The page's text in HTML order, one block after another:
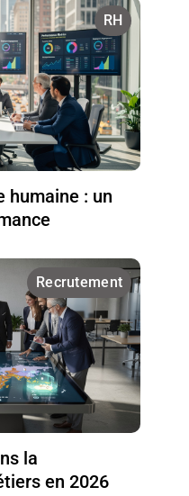
RH
humaine : un
Recrutement
la
en 2026